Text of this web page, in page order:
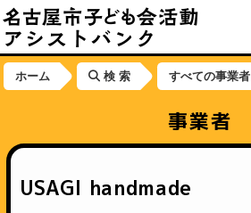
ホーム 検 索 すべての事業者
事業者
USAGI handmade